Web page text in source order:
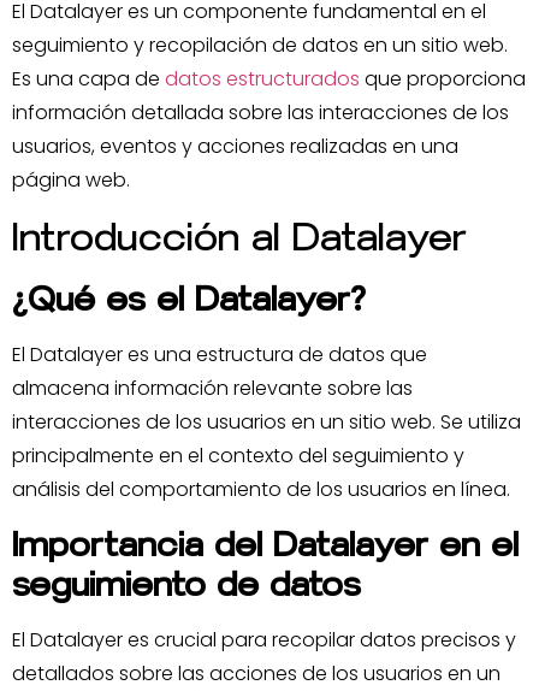
El Datalayer es un componente fundamental en el
seguimiento y recopilación de datos en un sitio web.
Es una capa de datos estructurados que proporciona
información detallada sobre las interacciones de los
usuarios, eventos y acciones realizadas en una
página web.
Introducción al Datalayer
¿Qué es el Datalayer?
El Datalayer es una estructura de datos que
almacena información relevante sobre las
interacciones de los usuarios en un sitio web. Se utiliza
principalmente en el contexto del seguimiento y
análisis del comportamiento de los usuarios en línea.
Importancia del Datalayer en el
seguimiento de datos
El Datalayer es crucial para recopilar datos precisos y
detallados sobre las acciones de los usuarios en un